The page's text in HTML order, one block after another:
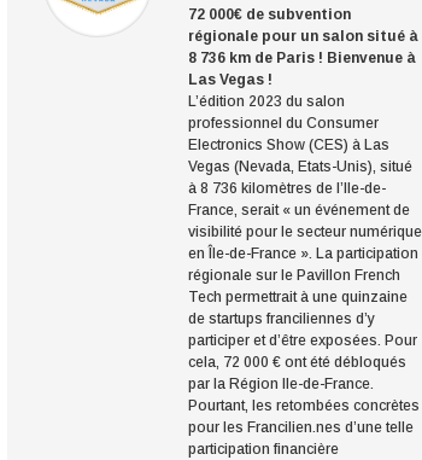
72 000€ de subvention
régionale pour un salon situé à
8 736 km de Paris ! Bienvenue à
Las Vegas !
L’édition 2023 du salon
professionnel du Consumer
Electronics Show (CES) à Las
Vegas (Nevada, Etats-Unis), situé
à 8 736 kilomètres de l’Ile-de-
France, serait « un événement de
visibilité pour le secteur numérique
en Île-de-France ». La participation
régionale sur le Pavillon French
Tech permettrait à une quinzaine
de startups franciliennes d’y
participer et d’être exposées. Pour
cela, 72 000 € ont été débloqués
par la Région Ile-de-France.
Pourtant, les retombées concrètes
pour les Francilien.nes d’une telle
participation financière